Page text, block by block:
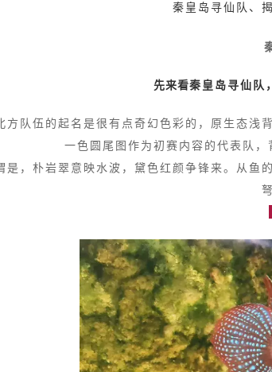
秦皇岛寻仙队、
先来看秦皇岛寻仙队，
方队伍的起名是很有点奇幻色彩的，原生态浅
一色圆尾图作为初赛内容的代表队，
是，朴岩翠意映水波，黛色红颜争锋来。从鱼